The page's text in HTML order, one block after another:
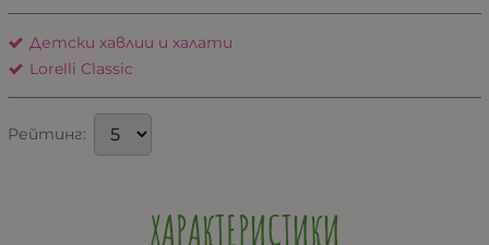
Детски хавлии и халати
Lorelli Classic
Рейтинг:
ХАРАКТЕРИСТИКИ